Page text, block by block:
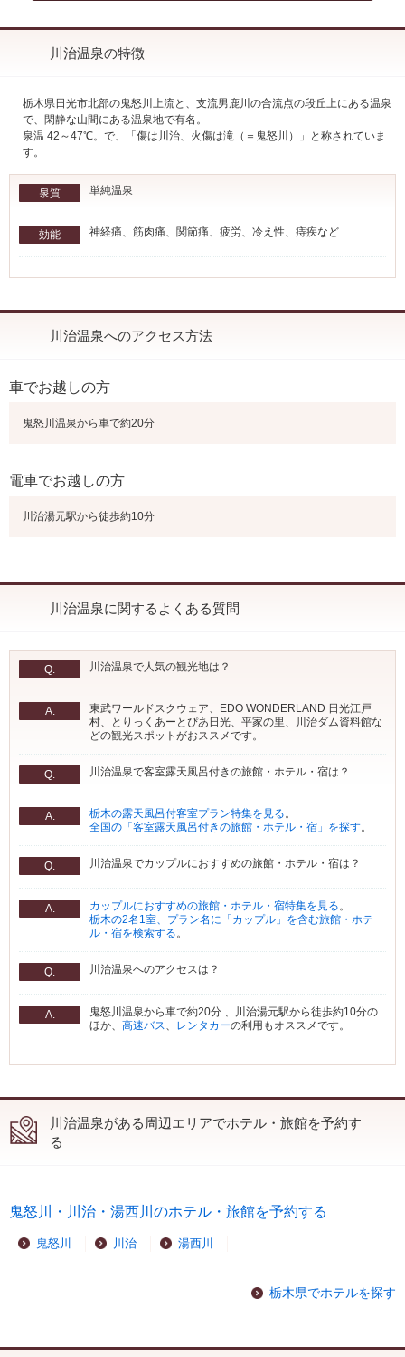
川治温泉の特徴
栃木県日光市北部の鬼怒川上流と、支流男鹿川の合流点の段丘上にある温泉
で、閑静な山間にある温泉地で有名。
泉温 42～47℃。で、「傷は川治、火傷は滝（＝鬼怒川）」と称されていま
す。
泉質 単純温泉
効能 神経痛、筋肉痛、関節痛、疲労、冷え性、痔疾など
川治温泉へのアクセス方法
車でお越しの方
鬼怒川温泉から車で約20分
電車でお越しの方
川治湯元駅から徒歩約10分
川治温泉に関するよくある質問
Q. 川治温泉で人気の観光地は？
A.
東武ワールドスクウェア、EDO WONDERLAND 日光江戸
村、とりっくあーとぴあ日光、平家の里、川治ダム資料館な
どの観光スポットがおススメです。
Q. 川治温泉で客室露天風呂付きの旅館・ホテル・宿は？
A. 栃木の露天風呂付客室プラン特集を見る。
全国の「客室露天風呂付きの旅館・ホテル・宿」を探す。
Q. 川治温泉でカップルにおすすめの旅館・ホテル・宿は？
A. カップルにおすすめの旅館・ホテル・宿特集を見る。
栃木の2名1室、プラン名に「カップル」を含む旅館・ホテ
ル・宿を検索する。
Q. 川治温泉へのアクセスは？
A.
鬼怒川温泉から車で約20分 、川治湯元駅から徒歩約10分の
ほか、 高速バス、 レンタカーの利用もオススメです。
川治温泉がある周辺エリアでホテル・旅館を予約す
る
鬼怒川・川治・湯西川のホテル・旅館を予約する
鬼怒川 川治 湯西川
栃木県でホテルを探す